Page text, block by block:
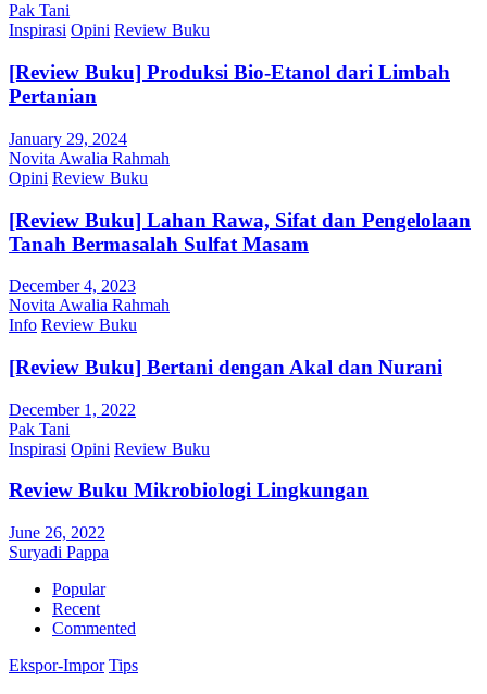
Pak Tani
Inspirasi Opini Review Buku
[Review Buku] Produksi Bio-Etanol dari Limbah
Pertanian
January 29, 2024
Novita Awalia Rahmah
Opini Review Buku
[Review Buku] Lahan Rawa, Sifat dan Pengelolaan
Tanah Bermasalah Sulfat Masam
December 4, 2023
Novita Awalia Rahmah
Info Review Buku
[Review Buku] Bertani dengan Akal dan Nurani
December 1, 2022
Pak Tani
Inspirasi Opini Review Buku
Review Buku Mikrobiologi Lingkungan
June 26, 2022
Suryadi Pappa
Popular
Recent
Commented
Ekspor-Impor Tips